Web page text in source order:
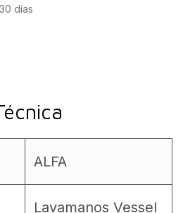
días
ALFA
Lavamanos Vessel